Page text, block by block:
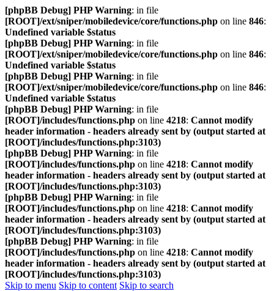
[phpBB Debug] PHP Warning: in file
[ROOT]/ext/sniper/mobiledevice/core/functions.php on line 846:
Undefined variable $status
[phpBB Debug] PHP Warning: in file
[ROOT]/ext/sniper/mobiledevice/core/functions.php on line 846:
Undefined variable $status
[phpBB Debug] PHP Warning: in file
[ROOT]/ext/sniper/mobiledevice/core/functions.php on line 846:
Undefined variable $status
[phpBB Debug] PHP Warning: in file
[ROOT]/includes/functions.php on line 4218: Cannot modify
header information - headers already sent by (output started at
[ROOT]/includes/functions.php:3103)
[phpBB Debug] PHP Warning: in file
[ROOT]/includes/functions.php on line 4218: Cannot modify
header information - headers already sent by (output started at
[ROOT]/includes/functions.php:3103)
[phpBB Debug] PHP Warning: in file
[ROOT]/includes/functions.php on line 4218: Cannot modify
header information - headers already sent by (output started at
[ROOT]/includes/functions.php:3103)
[phpBB Debug] PHP Warning: in file
[ROOT]/includes/functions.php on line 4218: Cannot modify
header information - headers already sent by (output started at
[ROOT]/includes/functions.php:3103)
Skip to menu Skip to content Skip to search